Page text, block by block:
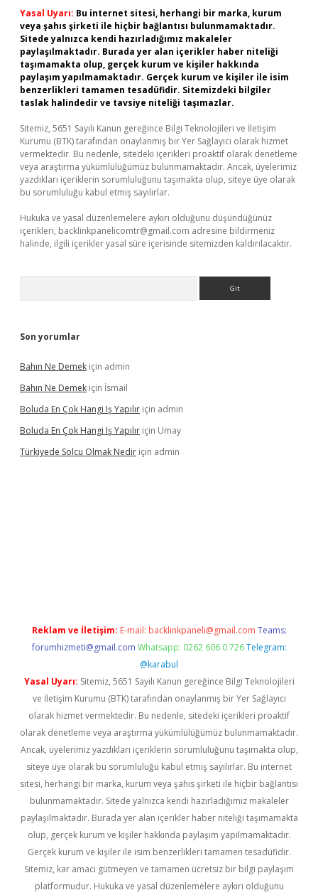
Yasal Uyarı: Bu internet sitesi, herhangi bir marka, kurum
veya şahıs şirketi ile hiçbir bağlantısı bulunmamaktadır.
Sitede yalnızca kendi hazırladığımız makaleler
paylaşılmaktadır. Burada yer alan içerikler haber niteliği
taşımamakta olup, gerçek kurum ve kişiler hakkında
paylaşım yapılmamaktadır. Gerçek kurum ve kişiler ile isim
benzerlikleri tamamen tesadüfidir. Sitemizdeki bilgiler
taslak halindedir ve tavsiye niteliği taşımazlar.
Sitemiz, 5651 Sayılı Kanun gereğince Bilgi Teknolojileri ve İletişim
Kurumu (BTK) tarafından onaylanmış bir Yer Sağlayıcı olarak hizmet
vermektedir. Bu nedenle, sitedeki içerikleri proaktif olarak denetleme
veya araştırma yükümlülüğümüz bulunmamaktadır. Ancak, üyelerimiz
yazdıkları içeriklerin sorumluluğunu taşımakta olup, siteye üye olarak
bu sorumluluğu kabul etmiş sayılırlar.
Hukuka ve yasal düzenlemelere aykırı olduğunu düşündüğünüz
içerikleri, backlinkpanelicomtr@gmail.com adresine bildirmeniz
halinde, ilgili içerikler yasal süre içerisinde sitemizden kaldırılacaktır.
Son yorumlar
Bahın Ne Demek için admin
Bahın Ne Demek için İsmail
Boluda En Çok Hangi Iş Yapılır için admin
Boluda En Çok Hangi Iş Yapılır için Umay
Türkiyede Solcu Olmak Nedir için admin
Reklam ve İletişim: E-mail: backlinkpaneli@gmail.com Teams:
forumhizmeti@gmail.com Whatsapp: 0262 606 0 726 Telegram:
@karabul
Yasal Uyarı: Sitemiz, 5651 Sayılı Kanun gereğince Bilgi Teknolojileri
ve İletişim Kurumu (BTK) tarafından onaylanmış bir Yer Sağlayıcı
olarak hizmet vermektedir. Bu nedenle, sitedeki içerikleri proaktif
olarak denetleme veya araştırma yükümlülüğümüz bulunmamaktadır.
Ancak, üyelerimiz yazdıkları içeriklerin sorumluluğunu taşımakta olup,
siteye üye olarak bu sorumluluğu kabul etmiş sayılırlar. Bu internet
sitesi, herhangi bir marka, kurum veya şahıs şirketi ile hiçbir bağlantısı
bulunmamaktadır. Sitede yalnızca kendi hazırladığımız makaleler
paylaşılmaktadır. Burada yer alan içerikler haber niteliği taşımamakta
olup, gerçek kurum ve kişiler hakkında paylaşım yapılmamaktadır.
Gerçek kurum ve kişiler ile isim benzerlikleri tamamen tesadüfidir.
Sitemiz, kar amacı gütmeyen ve tamamen ücretsiz bir bilgi paylaşım
platformudur. Hukuka ve yasal düzenlemelere aykırı olduğunu